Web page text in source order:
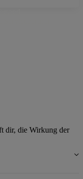
dir, die Wirkung der